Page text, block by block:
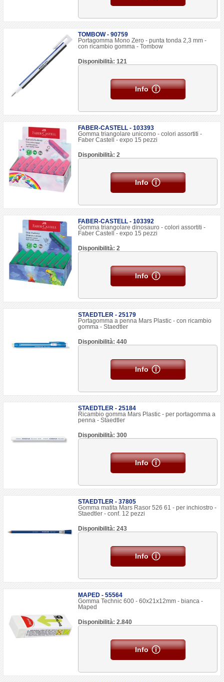
TOMBOW - 90759
Portagomma Mono Zero - punta tonda 2,3 mm -
con ricambio gomma - Tombow
Disponibilità: 121
Info
FABER-CASTELL - 103393
Gomma triangolare unicorno - colori assortiti -
Faber Castell - expo 15 pezzi
Disponibilità: 2
Info
FABER-CASTELL - 103392
Gomma triangolare dinosauro - colori assortiti -
Faber Castell - expo 15 pezzi
Disponibilità: 2
Info
STAEDTLER - 25179
Portagomma a penna Mars Plastic - con ricambio
gomma - Staedtler
Disponibilità: 440
Info
STAEDTLER - 25184
Ricambio gomma Mars Plastic - per portagomma a
penna - Staedtler
Disponibilità: 300
Info
STAEDTLER - 37805
Gomma matita Mars Rasor 526 61 - per inchiostro -
Staedtler - conf. 12 pezzi
Disponibilità: 243
Info
MAPED - 55564
Gomma Technic 600 - 60x21x12mm - bianca -
Maped
Disponibilità: 2.840
Info